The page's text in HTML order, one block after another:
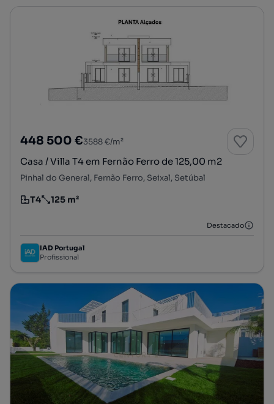
448 500 €3588 €/m²
Casa / Villa T4 em Fernão Ferro de 125,00 m2
Pinhal do General, Fernão Ferro, Seixal, Setúbal
Tipologia
T4
Preço por metro quadrado
125 m²
Destacado
IAD Portugal
Profissional